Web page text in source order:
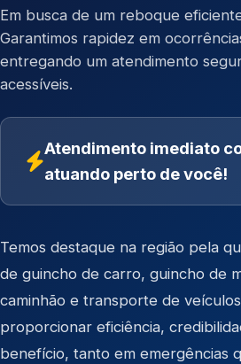
Em busca de um reboque
Garantimos rapidez em
entregando um atendimento
acessíveis.
Atendimento imediato
atuando perto de você!
Temos destaque na região pela
de guincho de carro, guincho de
caminhão e transporte de veículos
proporcionar eficiência,
benefício, tanto em emergências